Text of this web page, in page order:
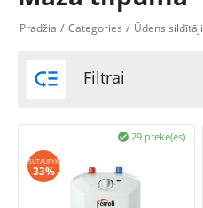
Pradžia / Categories / Ūdens sildītāji
 Filtrai
29 prekė(ės)

SUTAUPYK
33%